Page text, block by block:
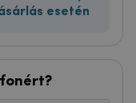
esetén